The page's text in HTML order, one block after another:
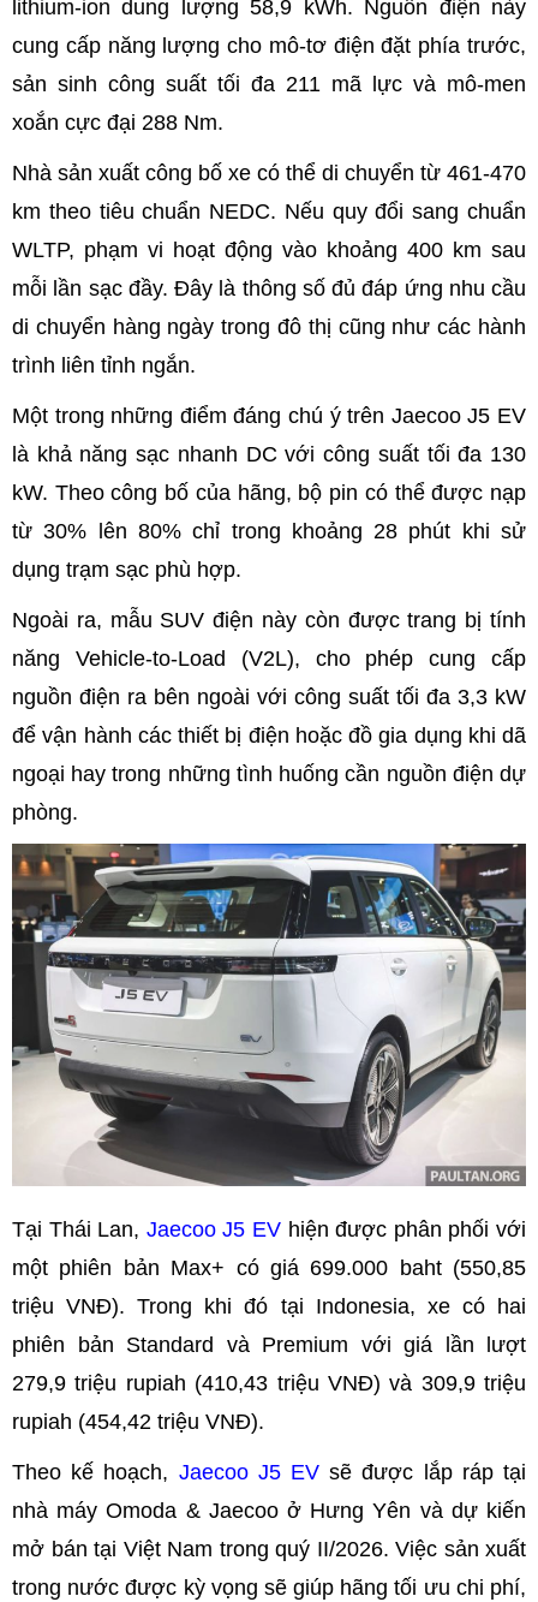
lithium-ion dung lượng 58,9 kWh. Nguồn điện này
cung cấp năng lượng cho mô-tơ điện đặt phía trước,
sản sinh công suất tối đa 211 mã lực và mô-men
xoắn cực đại 288 Nm.
Nhà sản xuất công bố xe có thể di chuyển từ 461-470
km theo tiêu chuẩn NEDC. Nếu quy đổi sang chuẩn
WLTP, phạm vi hoạt động vào khoảng 400 km sau
mỗi lần sạc đầy. Đây là thông số đủ đáp ứng nhu cầu
di chuyển hàng ngày trong đô thị cũng như các hành
trình liên tỉnh ngắn.
Một trong những điểm đáng chú ý trên Jaecoo J5 EV
là khả năng sạc nhanh DC với công suất tối đa 130
kW. Theo công bố của hãng, bộ pin có thể được nạp
từ 30% lên 80% chỉ trong khoảng 28 phút khi sử
dụng trạm sạc phù hợp.
Ngoài ra, mẫu SUV điện này còn được trang bị tính
năng Vehicle-to-Load (V2L), cho phép cung cấp
nguồn điện ra bên ngoài với công suất tối đa 3,3 kW
để vận hành các thiết bị điện hoặc đồ gia dụng khi dã
ngoại hay trong những tình huống cần nguồn điện dự
phòng.
Tại Thái Lan, Jaecoo J5 EV hiện được phân phối với
một phiên bản Max+ có giá 699.000 baht (550,85
triệu VNĐ). Trong khi đó tại Indonesia, xe có hai
phiên bản Standard và Premium với giá lần lượt
279,9 triệu rupiah (410,43 triệu VNĐ) và 309,9 triệu
rupiah (454,42 triệu VNĐ).
Theo kế hoạch, Jaecoo J5 EV sẽ được lắp ráp tại
nhà máy Omoda & Jaecoo ở Hưng Yên và dự kiến
mở bán tại Việt Nam trong quý II/2026. Việc sản xuất
trong nước được kỳ vọng sẽ giúp hãng tối ưu chi phí,